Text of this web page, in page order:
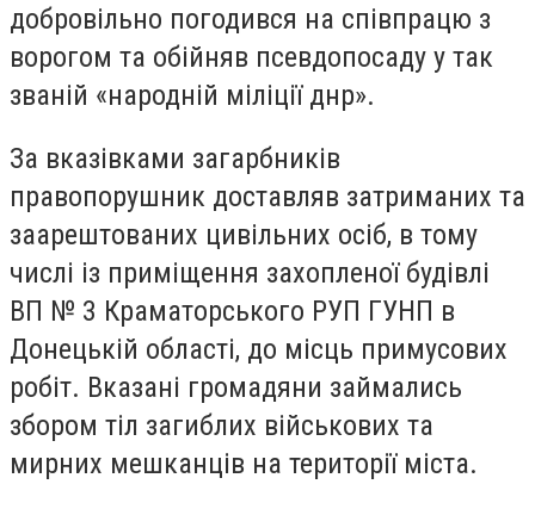
добровільно погодився на співпрацю з
ворогом та обійняв псевдопосаду у так
званій «народній міліції днр».
За вказівками загарбників
правопорушник доставляв затриманих та
заарештованих цивільних осіб, в тому
числі із приміщення захопленої будівлі
ВП № 3 Краматорського РУП ГУНП в
Донецькій області, до місць примусових
робіт. Вказані громадяни займались
збором тіл загиблих військових та
мирних мешканців на території міста.